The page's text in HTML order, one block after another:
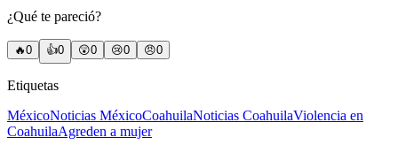
¿Qué te pareció?
🔥0 👍0 😲0 😢0 😠0
Etiquetas
MéxicoNoticias MéxicoCoahuilaNoticias CoahuilaViolencia en
CoahuilaAgreden a mujer